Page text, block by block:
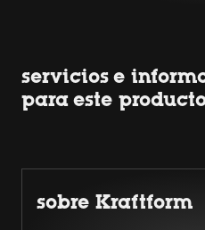
servicios e
para este
sobre Kraftform